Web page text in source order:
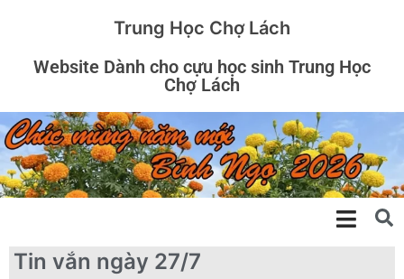
Trung Học Chợ Lách
Website Dành cho cựu học sinh Trung Học
Chợ Lách
Tin vắn ngày 27/7